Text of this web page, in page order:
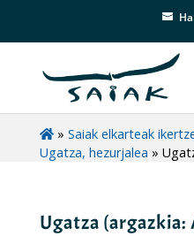
» Saiak elkarteak
Ugatza, hezurjalea »
Ugatza (argazkia: